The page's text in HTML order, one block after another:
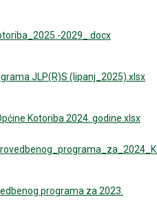
2029_.docx
JLP(R)S (lipanj_2025).xlsx
Kotoriba 2024. godine.xlsx
programa za 2023.